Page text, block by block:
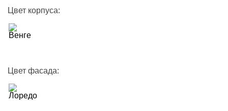
Цвет корпуса:
Цвет фасада: